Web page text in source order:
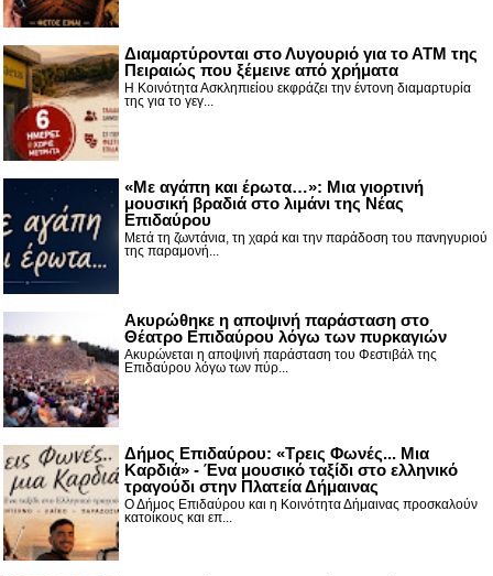
Διαμαρτύρονται στο Λυγουριό για το ΑΤΜ της
Πειραιώς που ξέμεινε από χρήματα
Η Κοινότητα Ασκληπιείου εκφράζει την έντονη διαμαρτυρία
της για το γεγ...
«Με αγάπη και έρωτα…»: Μια γιορτινή
μουσική βραδιά στο λιμάνι της Νέας
Επιδαύρου
Μετά τη ζωντάνια, τη χαρά και την παράδοση του πανηγυριού
της παραμονή...
Ακυρώθηκε η αποψινή παράσταση στο
Θέατρο Επιδαύρου λόγω των πυρκαγιών
Ακυρώνεται η αποψινή παράσταση του Φεστιβάλ της
Επιδαύρου λόγω των πύρ...
Δήμος Επιδαύρου: «Τρεις Φωνές... Μια
Καρδιά» - Ένα μουσικό ταξίδι στο ελληνικό
τραγούδι στην Πλατεία Δήμαινας
Ο Δήμος Επιδαύρου και η Κοινότητα Δήμαινας προσκαλούν
κατοίκους και επ...